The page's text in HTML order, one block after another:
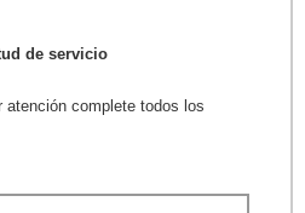
de servicio
atención complete todos los